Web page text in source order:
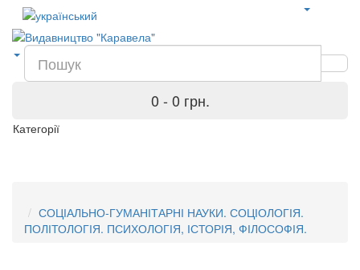
0 - 0 грн.
Категорії
СОЦІАЛЬНО-ГУМАНІТАРНІ НАУКИ. СОЦІОЛОГІЯ.
ПОЛІТОЛОГІЯ. ПСИХОЛОГІЯ, ІСТОРІЯ, ФІЛОСОФІЯ.